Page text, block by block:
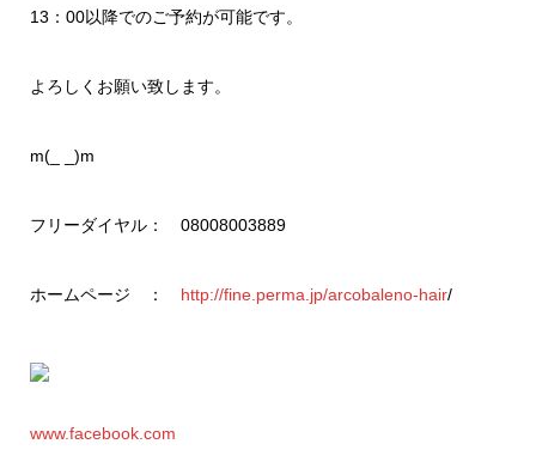
13：00以降でのご予約が可能です。
よろしくお願い致します。
m(_ _)m
フリーダイヤル： 08008003889
ホームページ ： http://fine.perma.jp/arcobaleno-hair/
www.facebook.com